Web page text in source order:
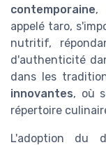
contemporaine,
appelé taro,
nutritif,
d'authenticité
dans les
innovantes, où
répertoire
L'adoption du